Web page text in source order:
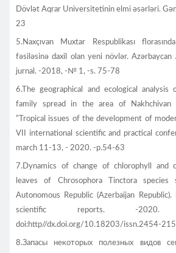
Dövlət Aqrar Universitetinin elmi əsərləri.
23
5.Naxçıvan Muxtar Respublikası
fəsiləsinə daxil olan yeni növlər.
jurnal. -2018, -№ 1, -s. 75-78
6.The geographical and ecological analysis
family spread in the area of Nakhchivan
”Tropical issues of the development of
VII international scientific and practical
march 11-13, - 2020. -p.54-63
7.Dynamics of change of chlorophyll and
leaves of Chrosophora Tinctora species
Autonomous Republic (Azerbaijan
scientific reports. -
doi:http//dx.doi.org/10.18203/issn.2454-
8.Запасы некоторых полезных видов